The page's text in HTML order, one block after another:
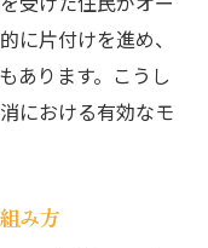
に片付けを進め、
あります。こうし
における有効なモ
み方